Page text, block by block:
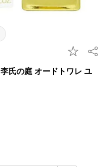
氏の庭 オードトワレ ユ